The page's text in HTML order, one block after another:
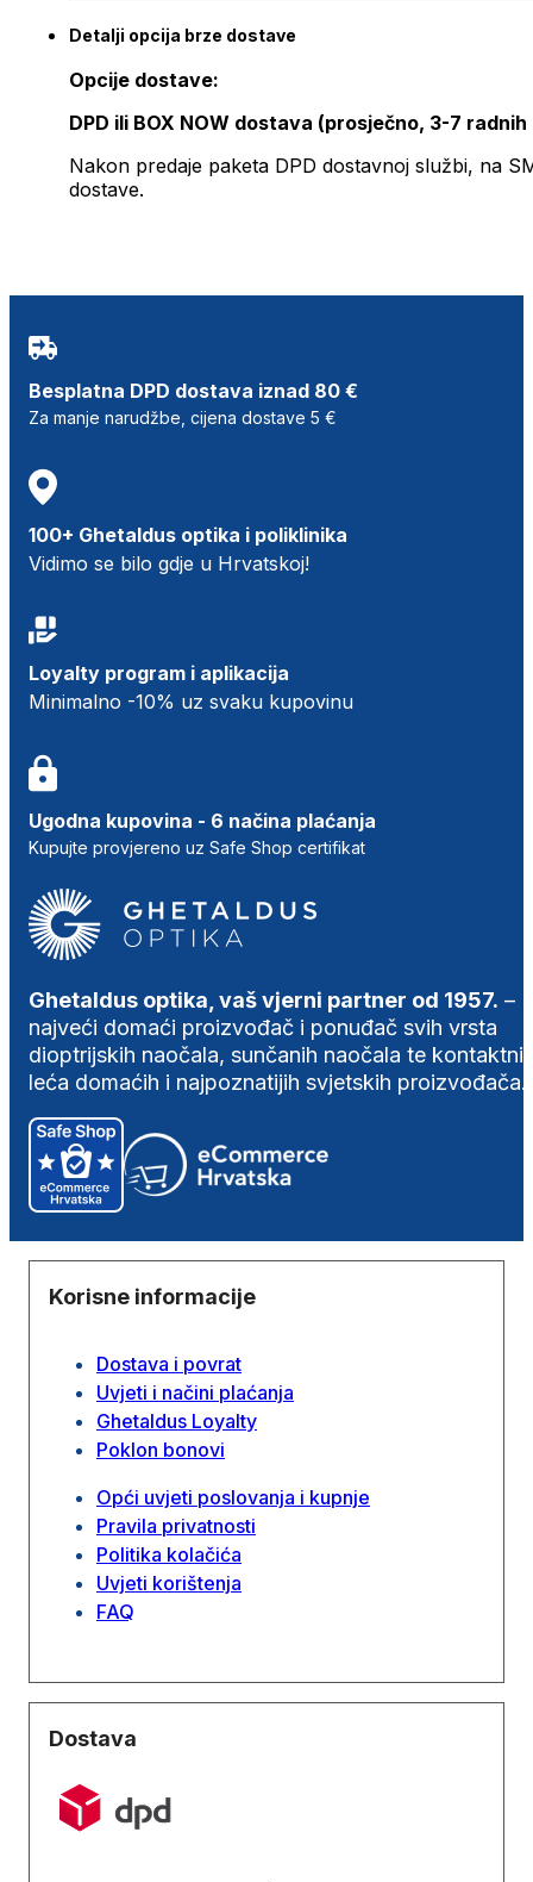
Detalji opcija brze dostave
Opcije dostave:
DPD ili BOX NOW dostava (prosječno, 3-7 radnih
Nakon predaje paketa DPD dostavnoj službi, na
dostave.
Besplatna DPD dostava iznad 80 €
Za manje narudžbe, cijena dostave 5 €
100+ Ghetaldus optika i poliklinika
Vidimo se bilo gdje u Hrvatskoj!
Loyalty program i aplikacija
Minimalno -10% uz svaku kupovinu
Ugodna kupovina - 6 načina plaćanja
Kupujte provjereno uz Safe Shop certifikat
Ghetaldus optika, vaš vjerni partner od 1957. –
najveći domaći proizvođač i ponuđač svih vrsta
dioptrijskih naočala, sunčanih naočala te
leća domaćih i najpoznatijih svjetskih proizvođača.
Korisne informacije
Dostava i povrat
Uvjeti i načini plaćanja
Ghetaldus Loyalty
Poklon bonovi
Opći uvjeti poslovanja i kupnje
Pravila privatnosti
Politika kolačića
Uvjeti korištenja
FAQ
Dostava